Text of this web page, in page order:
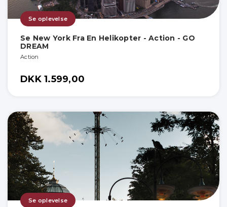
Se oplevelse
Se New York Fra En Helikopter - Action - GO
DREAM
Action
DKK 1.599,00
Se oplevelse